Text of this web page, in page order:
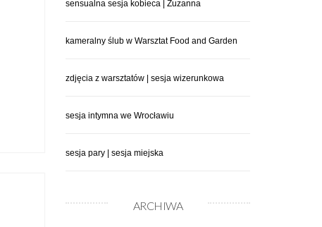
sensualna sesja kobieca | Zuzanna
kameralny ślub w Warsztat Food and Garden
zdjęcia z warsztatów | sesja wizerunkowa
sesja intymna we Wrocławiu
sesja pary | sesja miejska
ARCHIWA